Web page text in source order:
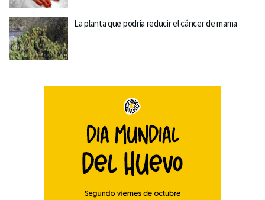
La planta que podría reducir el cáncer de mama